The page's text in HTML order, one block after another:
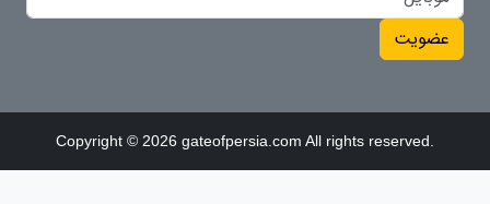
عضویت
Copyright © 2026 gateofpersia.com All rights reserved.